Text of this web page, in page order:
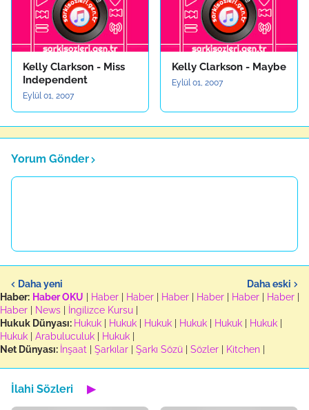
Kelly Clarkson - Miss
Independent
Eylül 01, 2007
Kelly Clarkson - Maybe
Eylül 01, 2007
Yorum Gönder
Daha yeni
Daha eski
Haber: Haber OKU Haber Haber Haber Haber Haber Haber
Haber
News İngilizce Kursu
Hukuk Dünyası: Hukuk Hukuk Hukuk Hukuk Hukuk Hukuk
Hukuk
Arabuluculuk Hukuk
Net Dünyası: İnşaat Şarkılar Şarkı Sözü Sözler Kitchen
İlahi Sözleri ▶